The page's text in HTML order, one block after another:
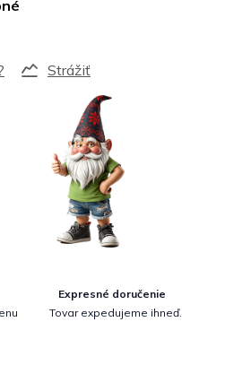
Strážiť
Expresné doručenie
Tovar expedujeme ihneď.